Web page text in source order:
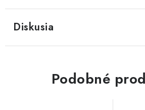
Diskusia
Podobné